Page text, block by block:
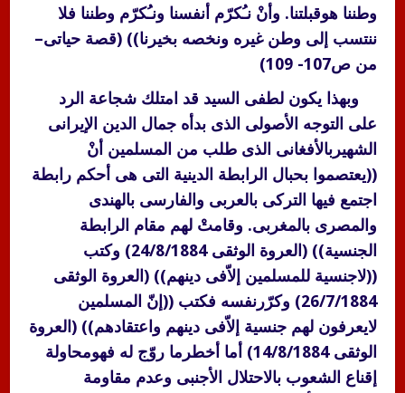
وطننا هوقبلتنا. وأنْ نـُكرّم أنفسنا ونـُكرّم وطننا فلا
ننتسب إلى وطن غيره ونخصه بخيرنا)) (قصة حياتى–
من ص107- 109)
وبهذا يكون لطفى السيد قد امتلك شجاعة الرد
على التوجه الأصولى الذى بدأه جمال الدين الإيرانى
الشهيربالأفغانى الذى طلب من المسلمين أنْ
((يعتصموا بحبال الرابطة الدينية التى هى أحكم رابطة
اجتمع فيها التركى بالعربى والفارسى بالهندى
والمصرى بالمغربى. وقامتْ لهم مقام الرابطة
الجنسية)) (العروة الوثقى 24/8/1884) وكتب
((لاجنسية للمسلمين إلاّفى دينهم)) (العروة الوثقى
26/7/1884) وكرّرنفسه فكتب ((إنّ المسلمين
لايعرفون لهم جنسية إلاّفى دينهم واعتقادهم)) (العروة
الوثقى 14/8/1884) أما أخطرما روّج له فهومحاولة
إقناع الشعوب بالاحتلال الأجنبى وعدم مقاومة